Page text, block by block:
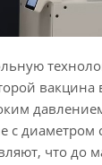
вакцина
с диаметром
что до